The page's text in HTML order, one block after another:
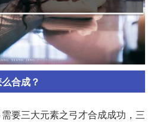
合成？
要三大元素之弓才合成成功，三